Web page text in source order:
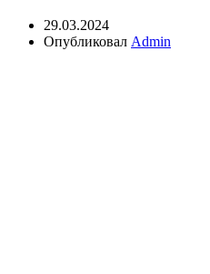
29.03.2024
Опубликовал Admin